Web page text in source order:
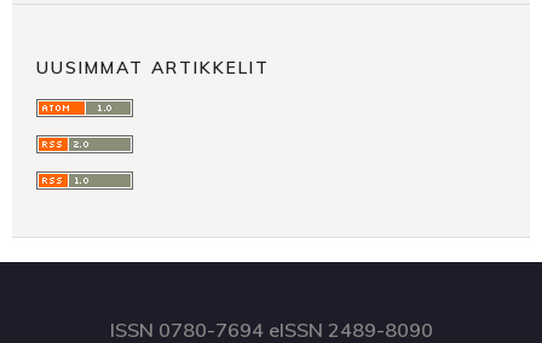
UUSIMMAT ARTIKKELIT
ISSN 0780-7694 eISSN 2489-8090